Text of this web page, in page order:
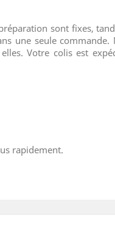
sont fixes,
une seule commande.
Votre colis est
rapidement.